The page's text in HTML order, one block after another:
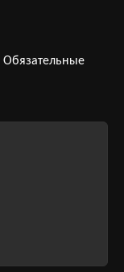
Обязательные